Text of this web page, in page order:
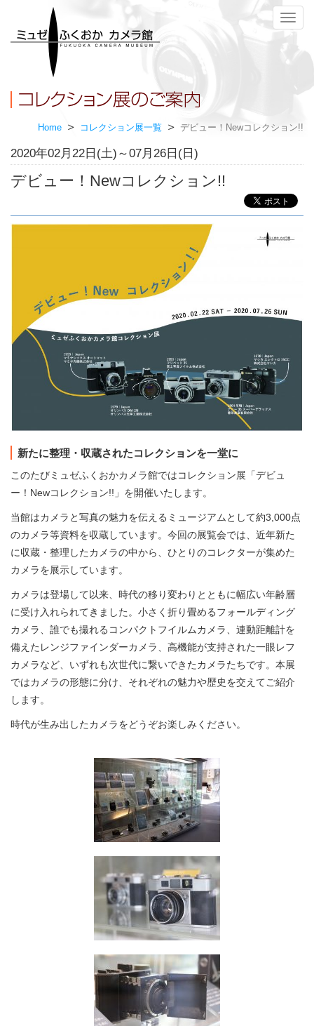
メ
ニ
Home コレクション展一覧 デビュー！Newコレクション!!
2020年02月22日(土)～07月26日(日)
デビュー！Newコレクション!!
新たに整理・収蔵されたコレクションを一堂に
このたびミュゼふくおかカメラ館ではコレクション展「デビュ
ー！Newコレクション!!」を開催いたします。
当館はカメラと写真の魅力を伝えるミュージアムとして約3,000点
のカメラ等資料を収蔵しています。今回の展覧会では、近年新た
に収蔵・整理したカメラの中から、ひとりのコレクターが集めた
カメラを展示しています。
カメラは登場して以来、時代の移り変わりとともに幅広い年齢層
に受け入れられてきました。小さく折り畳めるフォールディング
カメラ、誰でも撮れるコンパクトフイルムカメラ、連動距離計を
備えたレンジファインダーカメラ、高機能が支持された一眼レフ
カメラなど、いずれも次世代に繋いできたカメラたちです。本展
ではカメラの形態に分け、それぞれの魅力や歴史を交えてご紹介
します。
時代が生み出したカメラをどうぞお楽しみください。